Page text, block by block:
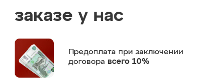
заказе у нас
Предоплата при заключении
договора всего 10%